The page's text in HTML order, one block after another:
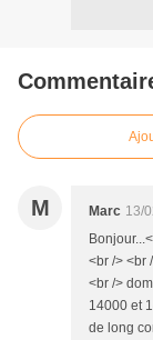
M Marc 13/
<br /> <br
<br />
14000 et
de long